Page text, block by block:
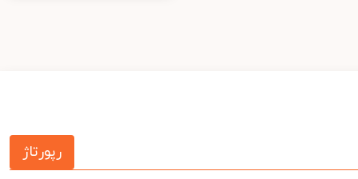
رپورتاژ